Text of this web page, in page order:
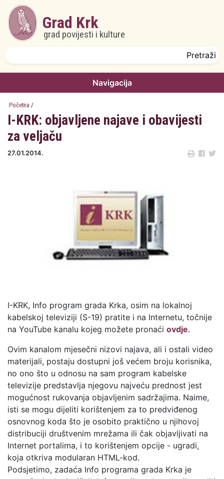
Skoči na glavni sadržaj
Grad Krk
grad povijesti i kulture
Navigacija
Početna /
I-KRK: objavljene najave i obavijesti
za veljaču
27.01.2014.
I-KRK, Info program grada Krka, osim na lokalnoj
kabelskoj televiziji (S-19) pratite i na Internetu, točnije
na YouTube kanalu kojeg možete pronaći ovdje.
Ovim kanalom mjesečni nizovi najava, ali i ostali video
materijali, postaju dostupni još većem broju korisnika,
no ono što u odnosu na sam program kabelske
televizije predstavlja njegovu najveću prednost jest
mogućnost rukovanja objavljenim sadržajima. Naime,
isti se mogu dijeliti korištenjem za to predviđenog
osnovnog koda što je osobito praktično u njihovoj
distribuciji društvenim mrežama ili čak objavljivati na
Internet portalima, i to korištenjem opcije - ugradi,
koja otkriva modularan HTML-kod.
Podsjetimo, zadaća Info programa grada Krka je